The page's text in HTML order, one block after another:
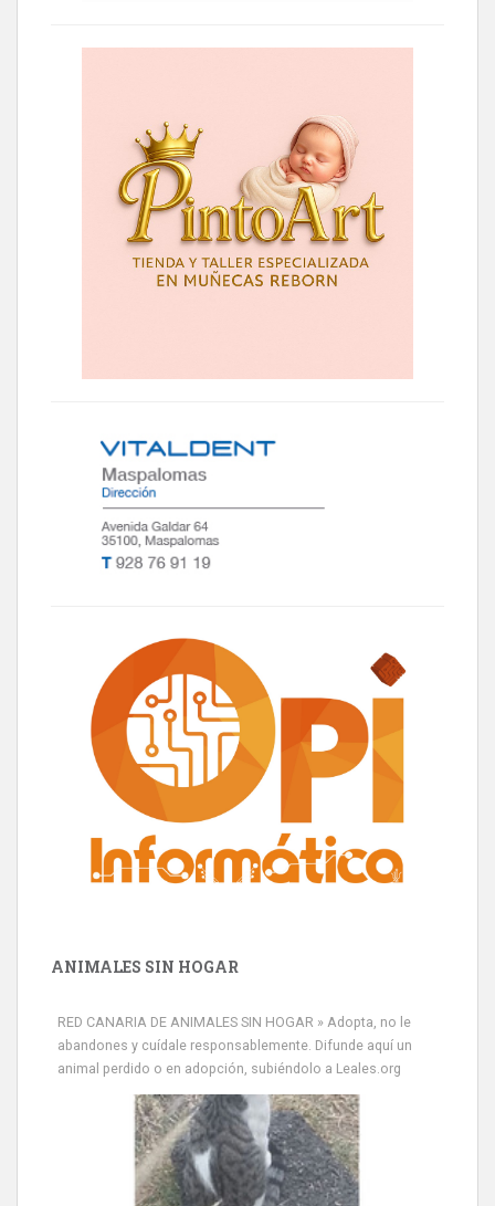
ANIMALES SIN HOGAR
RED CANARIA DE ANIMALES SIN HOGAR » Adopta, no le
abandones y cuídale responsablemente. Difunde aquí un
animal perdido o en adopción, subiéndolo a Leales.org